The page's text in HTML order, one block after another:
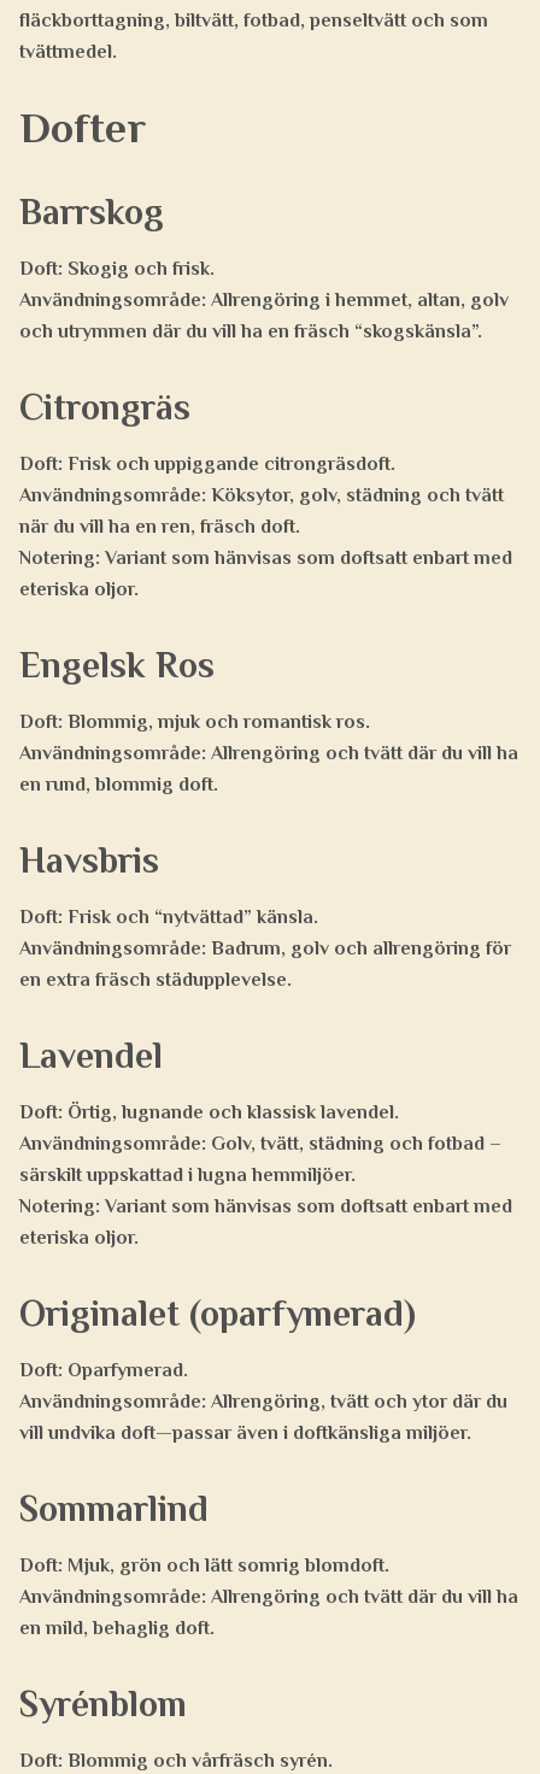
fläckborttagning, biltvätt, fotbad, penseltvätt och som
tvättmedel.
Dofter
Barrskog
Doft: Skogig och frisk.
Användningsområde: Allrengöring i hemmet, altan, golv
och utrymmen där du vill ha en fräsch “skogskänsla”.
Citrongräs
Doft: Frisk och uppiggande citrongräsdoft.
Användningsområde: Köksytor, golv, städning och tvätt
när du vill ha en ren, fräsch doft.
Notering: Variant som hänvisas som doftsatt enbart med
eteriska oljor.
Engelsk Ros
Doft: Blommig, mjuk och romantisk ros.
Användningsområde: Allrengöring och tvätt där du vill ha
en rund, blommig doft.
Havsbris
Doft: Frisk och “nytvättad” känsla.
Användningsområde: Badrum, golv och allrengöring för
en extra fräsch städupplevelse.
Lavendel
Doft: Örtig, lugnande och klassisk lavendel.
Användningsområde: Golv, tvätt, städning och fotbad –
särskilt uppskattad i lugna hemmiljöer.
Notering: Variant som hänvisas som doftsatt enbart med
eteriska oljor.
Originalet (oparfymerad)
Doft: Oparfymerad.
Användningsområde: Allrengöring, tvätt och ytor där du
vill undvika doft—passar även i doftkänsliga miljöer.
Sommarlind
Doft: Mjuk, grön och lätt somrig blomdoft.
Användningsområde: Allrengöring och tvätt där du vill ha
en mild, behaglig doft.
Syrénblom
Doft: Blommig och vårfräsch syrén.